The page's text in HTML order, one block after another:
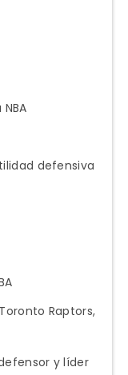
defensiva
Raptors,
y líder